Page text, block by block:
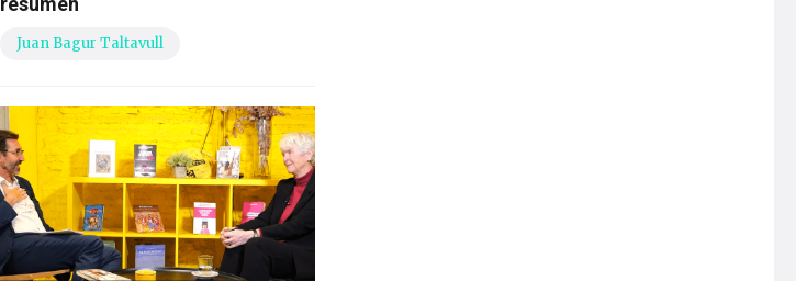
Juan Bagur Taltavull